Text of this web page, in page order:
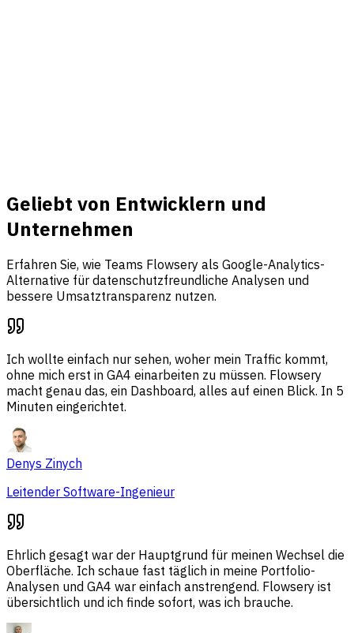
Geliebt von Entwicklern und
Unternehmen
Erfahren Sie, wie Teams Flowsery als Google-Analytics-
Alternative für datenschutzfreundliche Analysen und
bessere Umsatztransparenz nutzen.
Ich wollte einfach nur sehen, woher mein Traffic kommt,
ohne mich erst in GA4 einarbeiten zu müssen. Flowsery
macht genau das, ein Dashboard, alles auf einen Blick. In 5
Minuten eingerichtet.
Denys Zinych
Leitender Software-Ingenieur
Ehrlich gesagt war der Hauptgrund für meinen Wechsel die
Oberfläche. Ich schaue fast täglich in meine Portfolio-
Analysen und GA4 war einfach anstrengend. Flowsery ist
übersichtlich und ich finde sofort, was ich brauche.